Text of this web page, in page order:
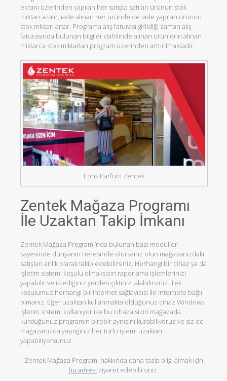
ekranı üzerinden yapılan her satışta satılan ürünün stok
miktarı azalır, iade alınan her üründe de iade yapılan ürünün
stok miktarı artar. Programa alış faturası girildiği zaman alış
faturasında bulunan bilgiler dahilinde alınan ürünlerin alınan
miktarca stok miktarları program üzerinden arttırılmaktadır.
Loris Parfüm Zentek
Zentek Mağaza Programı
İle Uzaktan Takip İmkanı
Zentek Mağaza Programı’nda bulunan bazı modüller
sayesinde dünyanın neresinde olursanız olun mağazanızdaki
satışları anlık olarak takip edebilirsiniz. Herhangi bir cihaz ya da
işletim sistemi koşulu olmaksızın raporlama işlemlerinizi
yapabilir ve istediğiniz yerden çıktınızı alabilirsiniz. Tek
koşulumuz herhangi bir internet sağlayıcısı ile internete bağlı
olmanız. Eğer uzaktan kullanmakta olduğunuz cihaz Windows
işletim sistemi kullanıyor ise bu cihaza sizin mağazada
kurduğunuz programın birebir aynısını kurabiliyoruz ve siz de
mağazanızda yaptığınız her türlü işlemi uzaktan
yapabiliyorsunuz.
Zentek Mağaza Programı hakkında daha fazla bilgi almak için
bu adresi ziyaret edebilirsiniz.